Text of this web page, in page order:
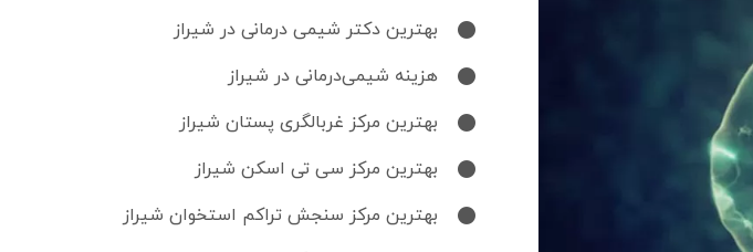
بهترین دکتر شیمی‌ درمانی در شیراز
هزینه شیمی‌درمانی در شیراز
بهترین مرکز غربالگری پستان شیراز
بهترین مرکز سی تی اسکن شیراز
بهترین مرکز سنجش تراکم استخوان شیراز